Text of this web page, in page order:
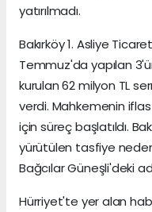
yatırılmadı.
Bakırköy 1. Asliye
Temmuz'da yapılan
kurulan 62 milyon TL
verdi. Mahkemenin
için süreç başlatıldı.
yürütülen tasfiye
Bağcılar Güneşli'deki
Hürriyet'te yer alan